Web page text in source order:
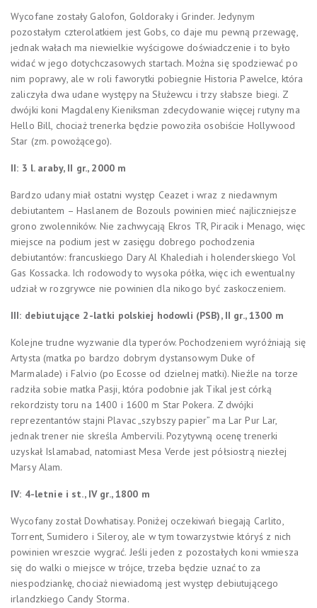
Wycofane zostały Galofon, Goldoraky i Grinder. Jedynym
pozostałym czterolatkiem jest Gobs, co daje mu pewną przewagę,
jednak wałach ma niewielkie wyścigowe doświadczenie i to było
widać w jego dotychczasowych startach. Można się spodziewać po
nim poprawy, ale w roli faworytki pobiegnie Historia Pawelce, która
zaliczyła dwa udane występy na Służewcu i trzy słabsze biegi. Z
dwójki koni Magdaleny Kieniksman zdecydowanie więcej rutyny ma
Hello Bill, chociaż trenerka będzie powoziła osobiście Hollywood
Star (zm. powożącego).
II: 3 l. araby, II gr., 2000 m
Bardzo udany miał ostatni występ Ceazet i wraz z niedawnym
debiutantem – Haslanem de Bozouls powinien mieć najliczniejsze
grono zwolenników. Nie zachwycają Ekros TR, Piracik i Menago, więc
miejsce na podium jest w zasięgu dobrego pochodzenia
debiutantów: francuskiego Dary Al Khalediah i holenderskiego Vol
Gas Kossacka. Ich rodowody to wysoka półka, więc ich ewentualny
udział w rozgrywce nie powinien dla nikogo być zaskoczeniem.
III: debiutujące 2-latki polskiej hodowli (PSB), II gr., 1300 m
Kolejne trudne wyzwanie dla typerów. Pochodzeniem wyróżniają się
Artysta (matka po bardzo dobrym dystansowym Duke of
Marmalade) i Falvio (po Ecosse od dzielnej matki). Nieźle na torze
radziła sobie matka Pasji, która podobnie jak Tikal jest córką
rekordzisty toru na 1400 i 1600 m Star Pokera. Z dwójki
reprezentantów stajni Plavac „szybszy papier” ma Lar Pur Lar,
jednak trener nie skreśla Ambervili. Pozytywną ocenę trenerki
uzyskał Islamabad, natomiast Mesa Verde jest półsiostrą niezłej
Marsy Alam.
IV: 4-letnie i st., IV gr., 1800 m
Wycofany został Dowhatisay. Poniżej oczekiwań biegają Carlito,
Torrent, Sumidero i Sileroy, ale w tym towarzystwie któryś z nich
powinien wreszcie wygrać. Jeśli jeden z pozostałych koni wmiesza
się do walki o miejsce w trójce, trzeba będzie uznać to za
niespodziankę, chociaż niewiadomą jest występ debiutującego
irlandzkiego Candy Storma.